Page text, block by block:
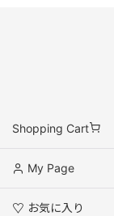
Shopping Cart
My Page
お気に入り